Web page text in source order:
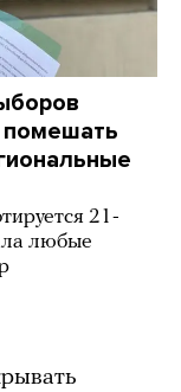
помешать
21-
любые